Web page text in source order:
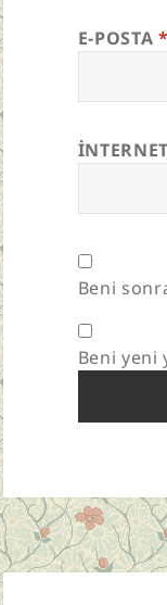
E-POSTA *
Beni
Beni yeni
Yazı